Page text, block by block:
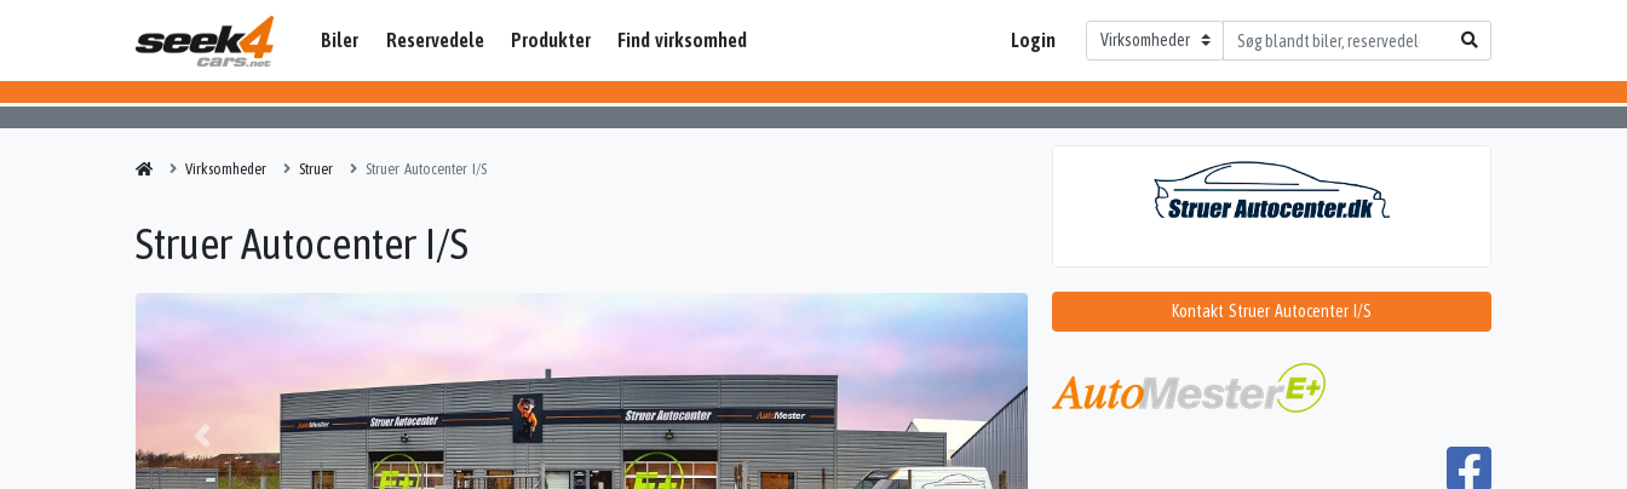
Biler Reservedele Produkter Find virksomhed Login
Kontakt Struer Autocenter I/S
Virksomheder Struer Struer Autocenter I/S
Struer Autocenter I/S